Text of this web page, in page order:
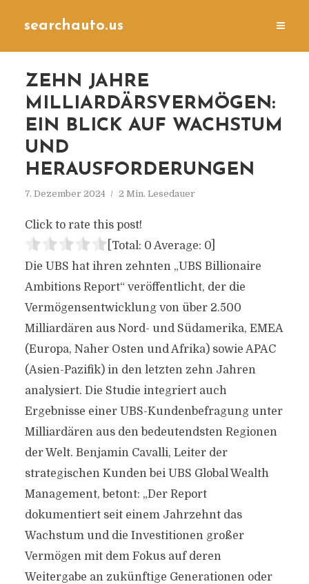
searchauto.us
ZEHN JAHRE
MILLIARDÄRSVERMÖGEN:
EIN BLICK AUF WACHSTUM
UND
HERAUSFORDERUNGEN
7. Dezember 2024 2 Min. Lesedauer
Click to rate this post!
[Total: 0 Average: 0]
Die UBS hat ihren zehnten „UBS Billionaire
Ambitions Report“ veröffentlicht, der die
Vermögensentwicklung von über 2.500
Milliardären aus Nord- und Südamerika, EMEA
(Europa, Naher Osten und Afrika) sowie APAC
(Asien-Pazifik) in den letzten zehn Jahren
analysiert. Die Studie integriert auch
Ergebnisse einer UBS-Kundenbefragung unter
Milliardären aus den bedeutendsten Regionen
der Welt. Benjamin Cavalli, Leiter der
strategischen Kunden bei UBS Global Wealth
Management, betont: „Der Report
dokumentiert seit einem Jahrzehnt das
Wachstum und die Investitionen großer
Vermögen mit dem Fokus auf deren
Weitergabe an zukünftige Generationen oder